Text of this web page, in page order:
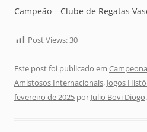
Campeão – Clube de Regatas
Post Views:30
Este post foi publicado em
Amistosos Internacionais, Jogos
fevereiro de 2025 por Julio Bovi Diogo.